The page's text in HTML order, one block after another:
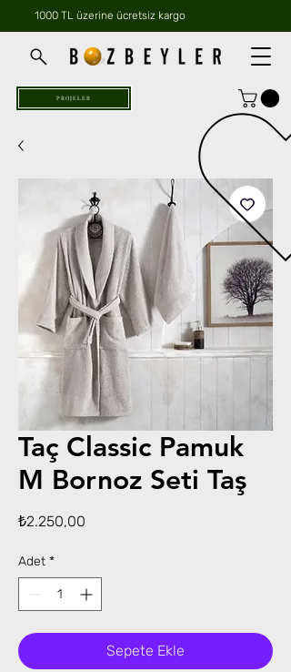
1000 TL üzerine ücretsiz kargo
PROJELER
Taç Classic Pamuk
M Bornoz Seti Taş
₺2.250,00
Adet *
Sepete Ekle